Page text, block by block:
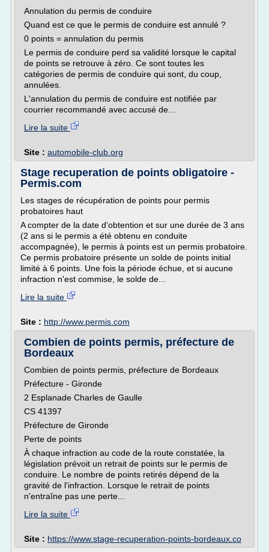
Annulation du permis de conduire
Quand est ce que le permis de conduire est annulé ?
0 points = annulation du permis
Le permis de conduire perd sa validité lorsque le capital
de points se retrouve à zéro. Ce sont toutes les
catégories de permis de conduire qui sont, du coup,
annulées.
L'annulation du permis de conduire est notifiée par
courrier recommandé avec accusé de...
Lire la suite
Site : automobile-club.org
Stage recuperation de points obligatoire -
Permis.com
Les stages de récupération de points pour permis
probatoires haut
A compter de la date d'obtention et sur une durée de 3 ans
(2 ans si le permis a été obtenu en conduite
accompagnée), le permis à points est un permis probatoire.
Ce permis probatoire présente un solde de points initial
limité à 6 points. Une fois la période échue, et si aucune
infraction n'est commise, le solde de...
Lire la suite
Site : http://www.permis.com
Combien de points permis, préfecture de
Bordeaux
Combien de points permis, préfecture de Bordeaux
Préfecture - Gironde
2 Esplanade Charles de Gaulle
CS 41397
Préfecture de Gironde
Perte de points
À chaque infraction au code de la route constatée, la
législation prévoit un retrait de points sur le permis de
conduire. Le nombre de points retirés dépend de la
gravité de l'infraction. Lorsque le retrait de points
n'entraîne pas une perte...
Lire la suite
Site : https://www.stage-recuperation-points-bordeaux.co